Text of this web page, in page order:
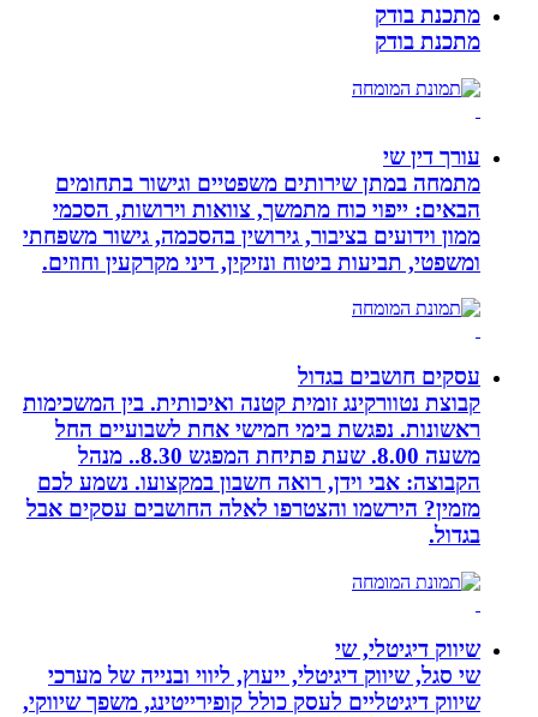
מתכנת בודק
מתכנת בודק
עורך דין שי
מתמחה במתן שירותים משפטיים וגישור בתחומים
הבאים: ייפוי כוח מתמשך, צוואות וירושות, הסכמי
ממון וידועים בציבור, גירושין בהסכמה, גישור משפחתי
ומשפטי, תביעות ביטוח ונזיקין, דיני מקרקעין וחוזים.
עסקים חושבים בגדול
קבוצת נטוורקינג זומית קטנה ואיכותית. בין המשכימות
ראשונות. נפגשת בימי חמישי אחת לשבועיים החל
משעה 8.00. שעת פתיחת המפגש 8.30.. מנהל
הקבוצה: אבי וידן, רואה חשבון במקצועו. נשמע לכם
מזמין? הירשמו והצטרפו לאלה החושבים עסקים אבל
בגדול.
שיווק דיגיטלי, שי
שי סגל, שיווק דיגיטלי, ייעוץ, ליווי ובנייה של מערכי
שיווק דיגיטליים לעסק כולל קופירייטינג, משפך שיווקי,